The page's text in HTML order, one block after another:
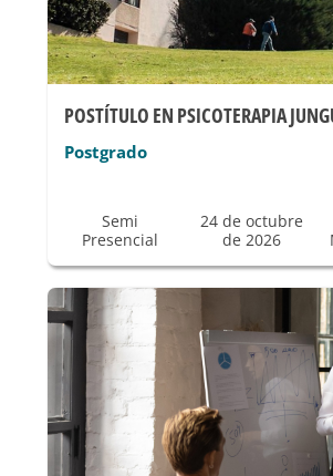
POSTÍTULO EN PSICOTERAPIA
Postgrado
Semi
Presencial
24 de octubre
de 2026